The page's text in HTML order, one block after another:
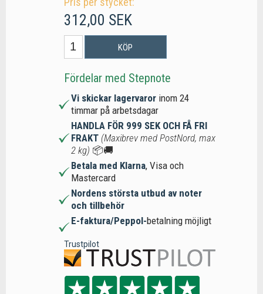
312,00 SEK
KÖP
Fördelar med Stepnote
Vi skickar lagervaror inom 24
timmar på arbetsdagar
HANDLA FÖR 999 SEK OCH FÅ FRI
FRAKT (Maxibrev med PostNord, max
2 kg) 📦🚚
Betala med Klarna, Visa och
Mastercard
Nordens största utbud av noter
och tillbehör
E-faktura/Peppol-betalning möjligt
Trustpilot